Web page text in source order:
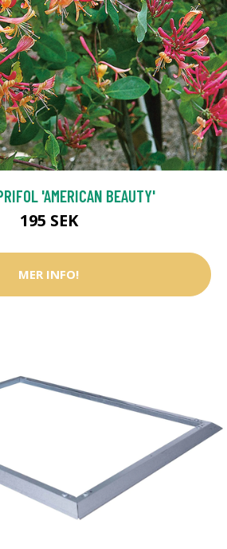
'AMERICAN BEAUTY'
195 SEK
MER INFO!